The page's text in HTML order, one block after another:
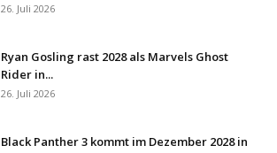
26. Juli 2026
Ryan Gosling rast 2028 als Marvels Ghost
Rider in...
26. Juli 2026
Black Panther 3 kommt im Dezember 2028 in